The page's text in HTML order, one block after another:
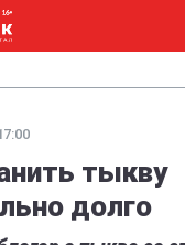
тыкву
долго